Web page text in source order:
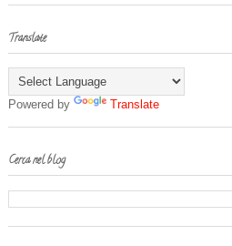
Translate
Powered by Translate
Cerca nel blog